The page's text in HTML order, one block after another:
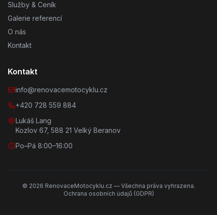
Služby & Ceník
Galerie referencí
O nás
Kontakt
Kontakt
info@renovacemotocyklu.cz
+420 728 559 884
Lukáš Lang
Kozlov 67, 588 21 Velký Beranov
Po–Pá 8:00–16:00
© 2026 RenovaceMotocyklu.cz — Všechna práva vyhrazena.
Ochrana osobních údajů (GDPR)